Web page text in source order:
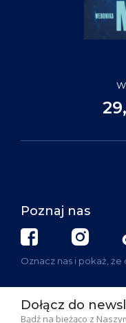
Poznaj nas
Oznacz nas i pokaż, że
Dołącz do
Bądź na bieżąco z